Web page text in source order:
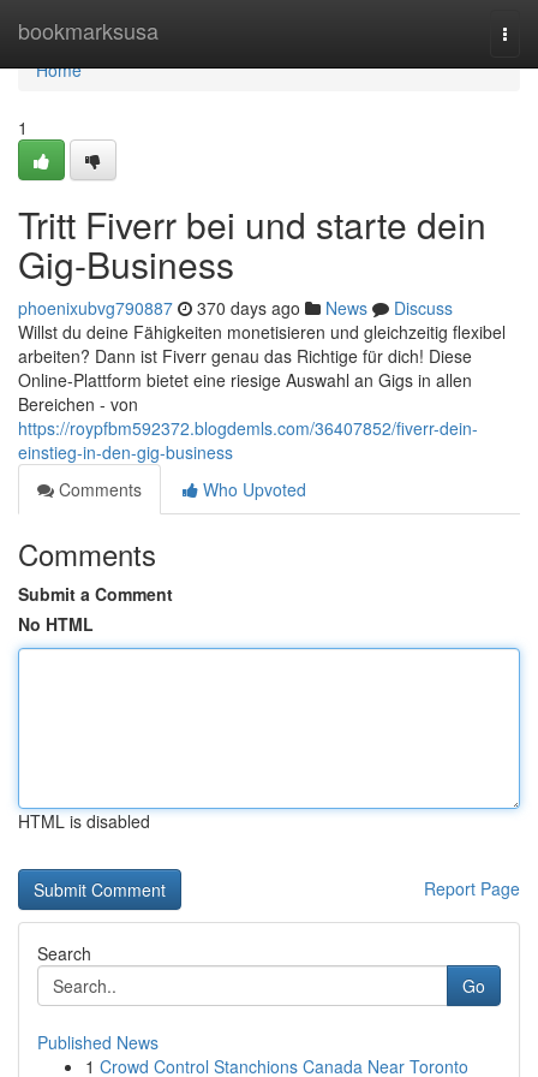
bookmarksusa
Home
Home
1
Tritt Fiverr bei und starte dein
Gig-Business
phoenixubvg790887 370 days ago News
Discuss
Willst du deine Fähigkeiten monetisieren und gleichzeitig flexibel
arbeiten? Dann ist Fiverr genau das Richtige für dich! Diese
Online-Plattform bietet eine riesige Auswahl an Gigs in allen
Bereichen - von
https://roypfbm592372.blogdemls.com/36407852/fiverr-dein-
einstieg-in-den-gig-business
Comments
Who Upvoted
Comments
Submit a Comment
No HTML
HTML is disabled
Report Page
Search
Go
Published News
1 Crowd Control Stanchions Canada Near Toronto